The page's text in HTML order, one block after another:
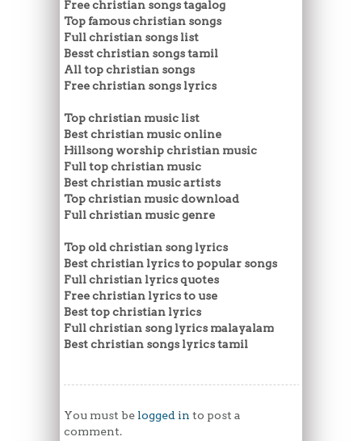
Free christian songs tagalog
Top famous christian songs
Full christian songs list
Besst christian songs tamil
All top christian songs
Free christian songs lyrics
Top christian music list
Best christian music online
Hillsong worship christian music
Full top christian music
Best christian music artists
Top christian music download
Full christian music genre
Top old christian song lyrics
Best christian lyrics to popular songs
Full christian lyrics quotes
Free christian lyrics to use
Best top christian lyrics
Full christian song lyrics malayalam
Best christian songs lyrics tamil
You must be logged in to post a
comment.